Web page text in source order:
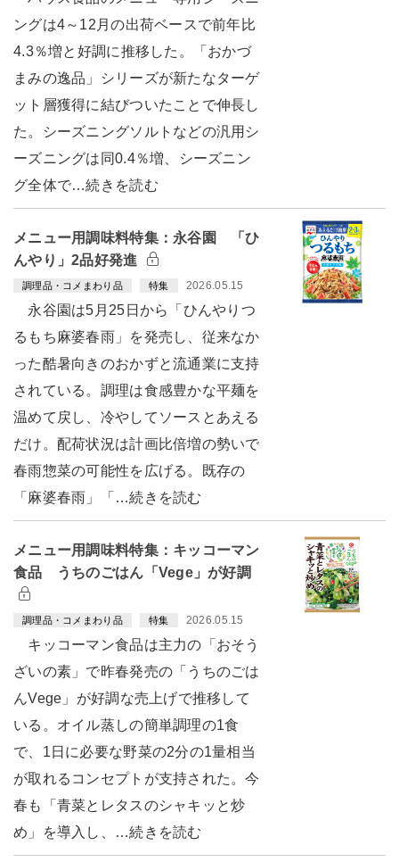
ングは4～12月の出荷ベースで前年比
4.3％増と好調に推移した。「おかづ
まみの逸品」シリーズが新たなターゲ
ット層獲得に結びついたことで伸長し
た。シーズニングソルトなどの汎用シ
ーズニングは同0.4％増、シーズニン
グ全体で…続きを読む
メニュー用調味料特集：永谷園 「ひ
んやり」2品好発進
調理品・コメまわり品 特集 2026.05.15
永谷園は5月25日から「ひんやりつ
るもち麻婆春雨」を発売し、従来なか
った酷暑向きのおかずと流通業に支持
されている。調理は食感豊かな平麺を
温めて戻し、冷やしてソースとあえる
だけ。配荷状況は計画比倍増の勢いで
春雨惣菜の可能性を広げる。既存の
「麻婆春雨」「…続きを読む
メニュー用調味料特集：キッコーマン
食品 うちのごはん「Vege」が好調
調理品・コメまわり品 特集 2026.05.15
キッコーマン食品は主力の「おそう
ざいの素」で昨春発売の「うちのごは
んVege」が好調な売上げで推移して
いる。オイル蒸しの簡単調理の1食
で、1日に必要な野菜の2分の1量相当
が取れるコンセプトが支持された。今
春も「青菜とレタスのシャキッと炒
め」を導入し、…続きを読む